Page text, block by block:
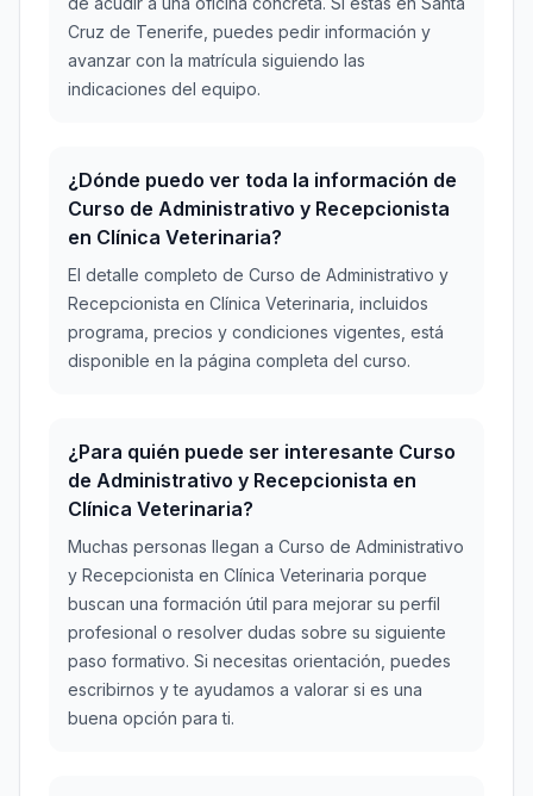
Cruz de Tenerife, puedes pedir información y
avanzar con la matrícula siguiendo las
indicaciones del equipo.
¿Dónde puedo ver toda la información de
Curso de Administrativo y Recepcionista
en Clínica Veterinaria?
El detalle completo de Curso de Administrativo y
Recepcionista en Clínica Veterinaria, incluidos
programa, precios y condiciones vigentes, está
disponible en la página completa del curso.
¿Para quién puede ser interesante Curso
de Administrativo y Recepcionista en
Clínica Veterinaria?
Muchas personas llegan a Curso de Administrativo
y Recepcionista en Clínica Veterinaria porque
buscan una formación útil para mejorar su perfil
profesional o resolver dudas sobre su siguiente
paso formativo. Si necesitas orientación, puedes
escribirnos y te ayudamos a valorar si es una
buena opción para ti.